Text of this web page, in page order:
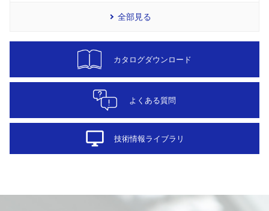
全部見る
カタログダウンロード
よくある質問
desktop_windows 技術情報ライブラリ